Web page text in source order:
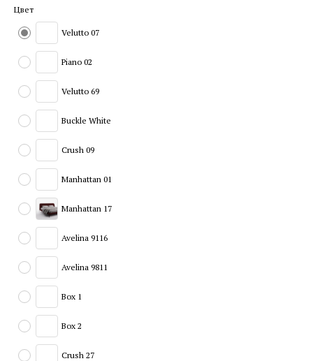
Цвет
Velutto 07
Piano 02
Velutto 69
Buckle White
Crush 09
Manhattan 01
Manhattan 17
Avelina 9116
Avelina 9811
Box 1
Box 2
Crush 27